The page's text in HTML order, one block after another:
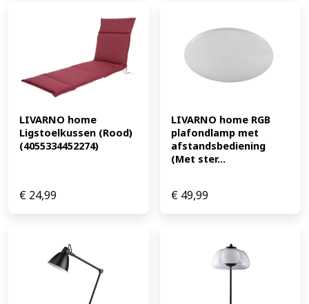
LIVARNO home
Ligstoelkussen (Rood)
(4055334452274)
€ 24,99
LIVARNO home RGB
plafondlamp met
afstandsbediening
(Met ster...
€ 49,99